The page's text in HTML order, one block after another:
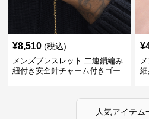
¥8,510 (税込)
メンズブレスレット 二連鎖編み
紐付き安全針チャーム付きゴー
¥
人気アイテム